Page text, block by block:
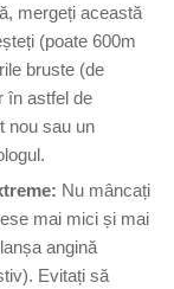
mergeți această
(poate 600m
bruste (de
în astfel de
nou sau un
Nu mâncați
mai mici și mai
angină
Evitați să